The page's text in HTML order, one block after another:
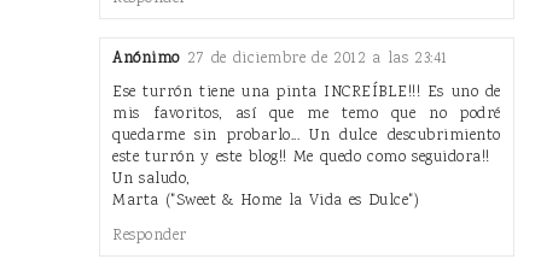
Anónimo 27 de diciembre de 2012 a las 23:41
Ese turrón tiene una pinta INCREÍBLE!!! Es uno de
mis favoritos, así que me temo que no podré
quedarme sin probarlo... Un dulce descubrimiento
este turrón y este blog!! Me quedo como seguidora!!
Un saludo,
Marta ("Sweet & Home la Vida es Dulce")
Responder